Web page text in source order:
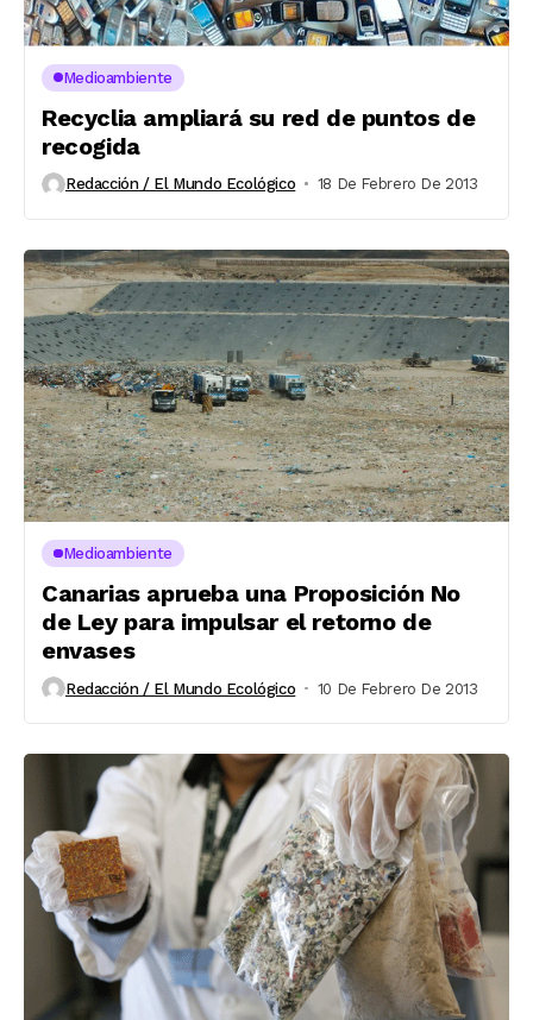
Medioambiente
Recyclia ampliará su red de puntos de
recogida
Redacción / El Mundo Ecológico 18 De Febrero De 2013
Medioambiente
Canarias aprueba una Proposición No
de Ley para impulsar el retorno de
envases
Redacción / El Mundo Ecológico 10 De Febrero De 2013